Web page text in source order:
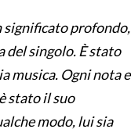
significato profondo,
del singolo. È stato
musica. Ogni nota e
stato il suo
modo, lui sia